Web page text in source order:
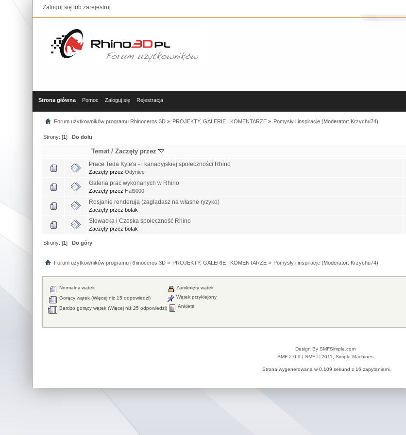
Zaloguj się lubzarejestruj.
Strona główna Pomoc Zaloguj się Rejestracja
Forum użytkowników programu Rhinoceros 3D» PROJEKTY, GALERIE I KOMENTARZE » Pomysły i inspiracje (Moderator: Krzychu74)
Strony: [1]Do dołu
Temat /Zaczęty przez
Prace Teda Kyte'a - i kanadyjskiej społeczności Rhino
Zaczęty przezOdyniec
Galeria prac wykonanych w Rhino
Zaczęty przez Hal9000
Rosjanie renderują (zaglądasz na własne ryzyko)
Zaczęty przez botak
Słowacka i Czeska społeczność Rhino
Zaczęty przez botak
Strony: [1]Do góry
Forum użytkowników programu Rhinoceros 3D» PROJEKTY, GALERIE I KOMENTARZE » Pomysły i inspiracje (Moderator: Krzychu74)
Normalny wątek
Gorący wątek (Więcej niż 15 odpowiedzi)
Bardzo gorący wątek (Więcej niż 25 odpowiedzi)
Zamknięty wątek
Wątek przyklejony
Ankieta
Design By SMFSimple.com
SMF 2.0.9 | SMF © 2011 Simple Machines
Strona wygenerowana w 0.109 sekund z 16 zapytaniami.